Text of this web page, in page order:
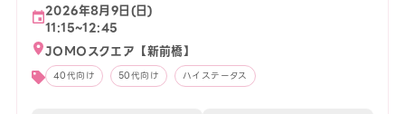
2026年8月9日(日)
11:15~12:45
JOMOスクエア【新前橋】
40代向け 50代向け ハイステータス